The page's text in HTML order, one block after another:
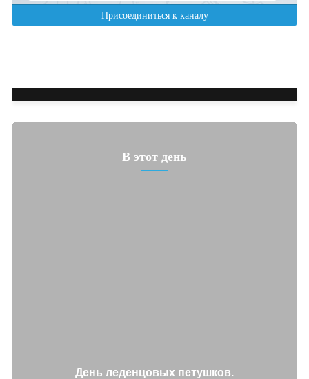
В этот день
День леденцовых петушков.